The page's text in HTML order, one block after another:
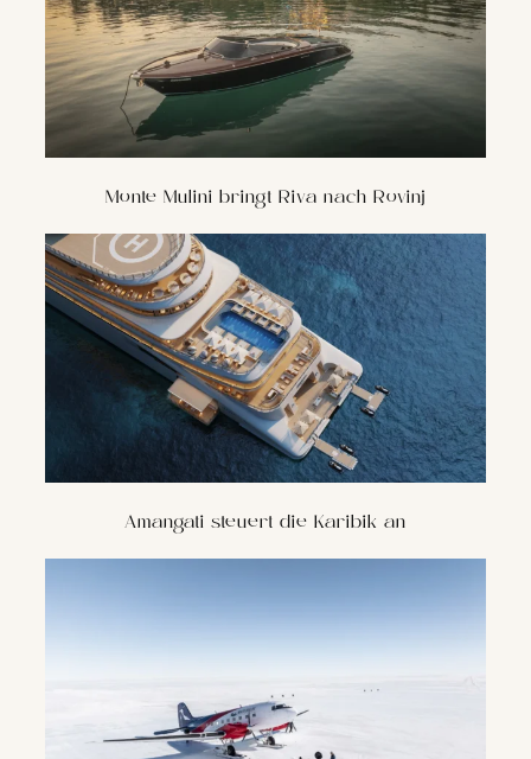
Monte Mulini bringt Riva nach Rovinj
Amangati steuert die Karibik an